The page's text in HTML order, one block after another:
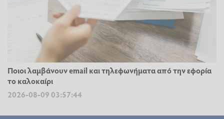
Ποιοι λαμβάνουν email και τηλεφωνήματα από την εφορία
το καλοκαίρι
2026-08-09 03:57:44